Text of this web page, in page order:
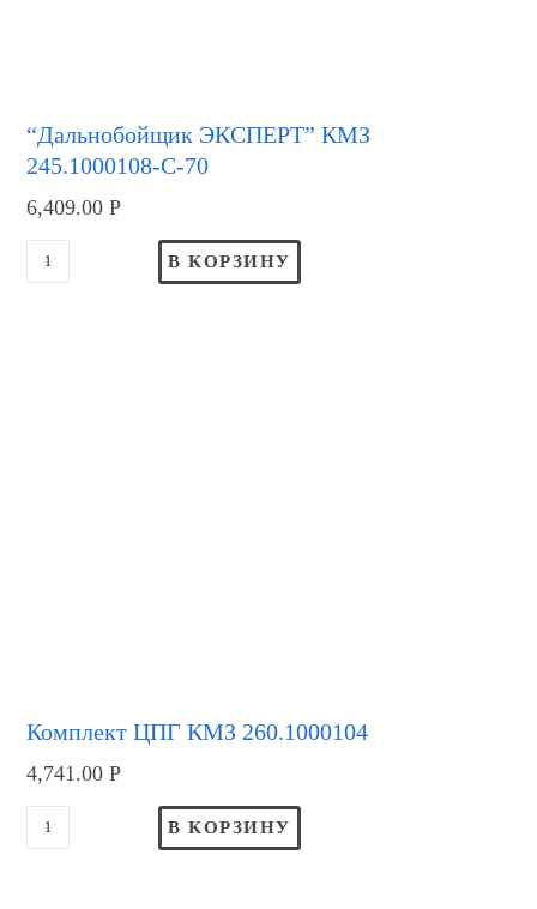
“Дальнобойщик ЭКСПЕРТ” КМЗ
245.1000108-С-70
6,409.00Р
В КОРЗИНУ
Комплект ЦПГ КМЗ 260.1000104
4,741.00Р
В КОРЗИНУ